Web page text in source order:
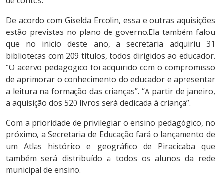
De acordo com Giselda Ercolin, essa e outras aquisições
estão previstas no plano de governo.Ela também falou
que no inicio deste ano, a secretaria adquiriu 31
bibliotecas com 209 títulos, todos dirigidos ao educador.
“O acervo pedagógico foi adquirido com o compromisso
de aprimorar o conhecimento do educador e apresentar
a leitura na formação das crianças”. “A partir de janeiro,
a aquisição dos 520 livros será dedicada à criança”.
Com a prioridade de privilegiar o ensino pedagógico, no
próximo, a Secretaria de Educação fará o lançamento de
um Atlas histórico e geográfico de Piracicaba que
também será distribuído a todos os alunos da rede
municipal de ensino.